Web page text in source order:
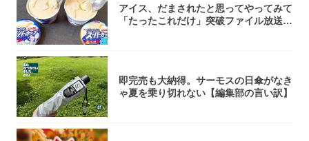
アイス、だまされたと思ってやってみて
「たったこれだけ」突破ファイル放送で
即完売も大納得。サーモスの日傘がなき
ゃ夏を乗り切れない【編集部の言い訳】